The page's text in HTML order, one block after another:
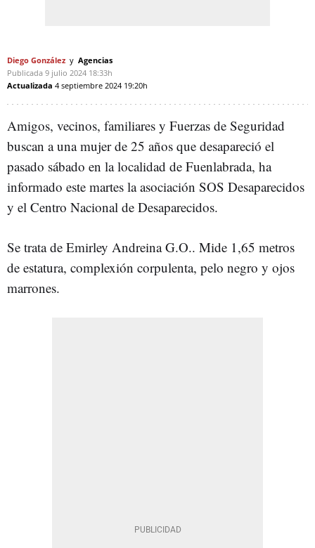
Diego González
Agencias
Publicada 9 julio 2024 18:33h
Actualizada 4 septiembre 2024 19:20h
Amigos, vecinos, familiares y Fuerzas de Seguridad
buscan a una mujer de 25 años que desapareció el
pasado sábado en la localidad de Fuenlabrada, ha
informado este martes la asociación SOS Desaparecidos
y el Centro Nacional de Desaparecidos.
Se trata de Emirley Andreina G.O.. Mide 1,65 metros
de estatura, complexión corpulenta, pelo negro y ojos
marrones.